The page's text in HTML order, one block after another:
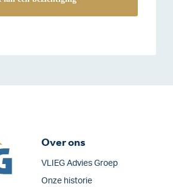
Over ons
VLIEG Advies Groep
Onze historie